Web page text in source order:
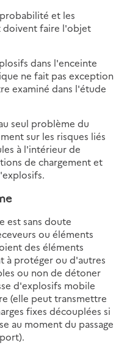
et les
doivent faire l'objet
dans l'enceinte
ne fait pas exception
examiné dans l'étude
seul problème du
sur les risques liés
à l'intérieur de
de chargement et
est sans doute
ou éléments
des éléments
à protéger ou d'autres
ou non de détoner
d'explosifs mobile
(elle peut transmettre
fixes découplées si
au moment du passage